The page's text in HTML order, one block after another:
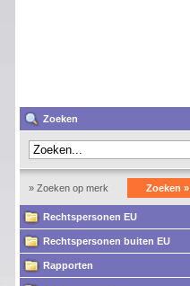
Zoeken
» Zoeken op merk Zoeken »
Rechtspersonen EU
Rechtspersonen buiten EU
Rapporten